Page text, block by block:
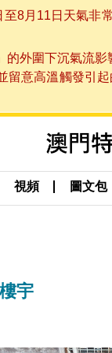
8月11日天氣非
的外圍下沉氣流
留意高溫觸發引
視頻 圖文包
宇